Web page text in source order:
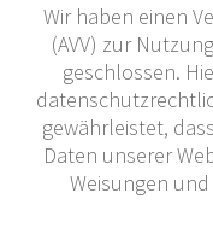
Wir haben einen
(AVV) zur
geschlossen.
gewährleistet,
Daten unserer
Weisungen